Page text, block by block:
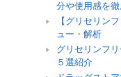
分や使用感を徹
【グリセリン
ュー・解析
グリセリンフ
５選紹介